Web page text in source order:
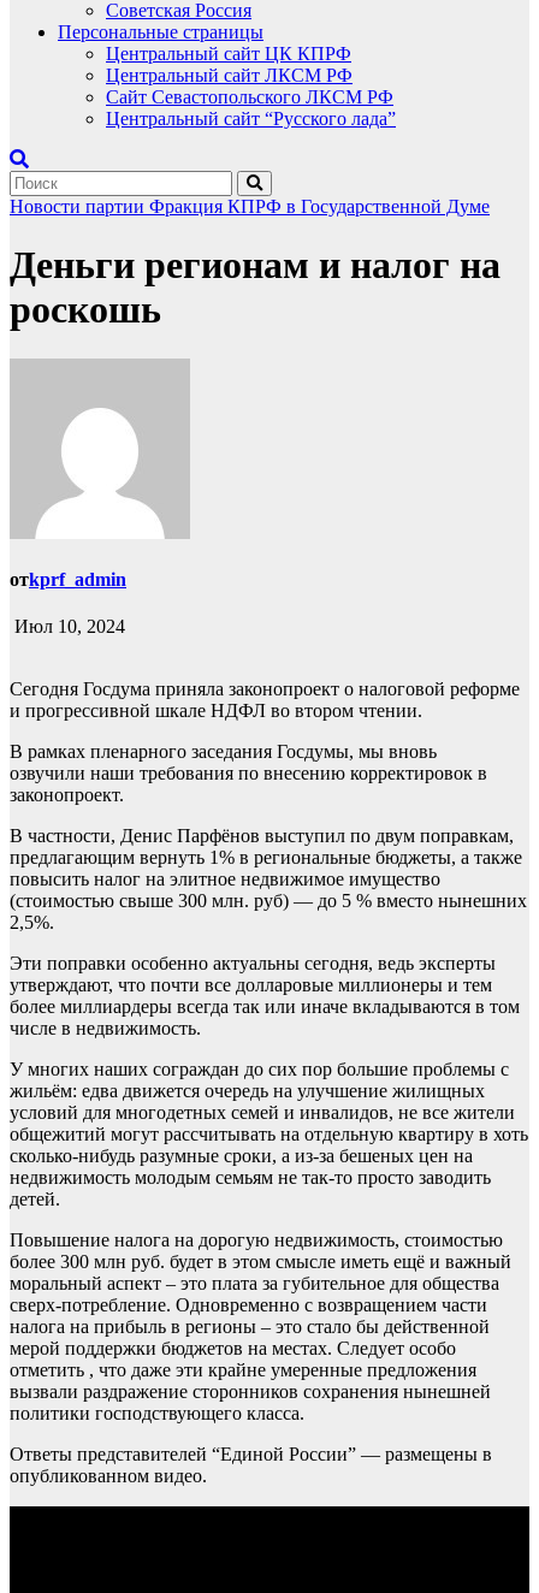
Советская Россия
Персональные страницы
Центральный сайт ЦК КПРФ
Центральный сайт ЛКСМ РФ
Сайт Севастопольского ЛКСМ РФ
Центральный сайт “Русского лада”
Новости партии Фракция КПРФ в Государственной Думе
Деньги регионам и налог на
роскошь
отkprf_admin
Июл 10, 2024
Сегодня Госдума приняла законопроект о налоговой реформе
и прогрессивной шкале НДФЛ во втором чтении.
В рамках пленарного заседания Госдумы, мы вновь
озвучили наши требования по внесению корректировок в
законопроект.
В частности, Денис Парфёнов выступил по двум поправкам,
предлагающим вернуть 1% в региональные бюджеты, а также
повысить налог на элитное недвижимое имущество
(стоимостью свыше 300 млн. руб) — до 5 % вместо нынешних
2,5%.
Эти поправки особенно актуальны сегодня, ведь эксперты
утверждают, что почти все долларовые миллионеры и тем
более миллиардеры всегда так или иначе вкладываются в том
числе в недвижимость.
У многих наших сограждан до сих пор большие проблемы с
жильём: едва движется очередь на улучшение жилищных
условий для многодетных семей и инвалидов, не все жители
общежитий могут рассчитывать на отдельную квартиру в хоть
сколько-нибудь разумные сроки, а из-за бешеных цен на
недвижимость молодым семьям не так-то просто заводить
детей.
Повышение налога на дорогую недвижимость, стоимостью
более 300 млн руб. будет в этом смысле иметь ещё и важный
моральный аспект – это плата за губительное для общества
сверх-потребление. Одновременно с возвращением части
налога на прибыль в регионы – это стало бы действенной
мерой поддержки бюджетов на местах. Следует особо
отметить , что даже эти крайне умеренные предложения
вызвали раздражение сторонников сохранения нынешней
политики господствующего класса.
Ответы представителей “Единой России” — размещены в
опубликованном видео.